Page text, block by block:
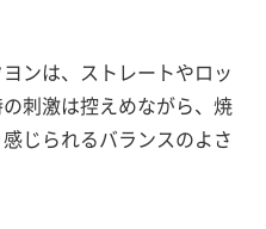
ンは、ストレートやロッ
刺激は控えめながら、焼
じられるバランスのよさ